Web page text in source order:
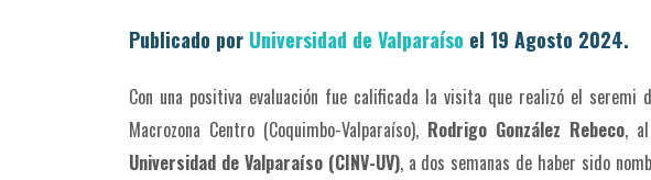
Publicado por Universidad de Valparaíso el 19 Agosto 2024.
Con una positiva evaluación fue calificada la visita que realizó el seremi
Macrozona Centro (Coquimbo-Valparaíso), Rodrigo González Rebeco, al
Universidad de Valparaíso (CINV-UV), a dos semanas de haber sido